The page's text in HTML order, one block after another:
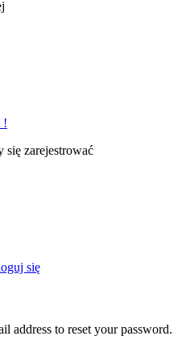
!
się zarejestrować
się
address to reset your password.